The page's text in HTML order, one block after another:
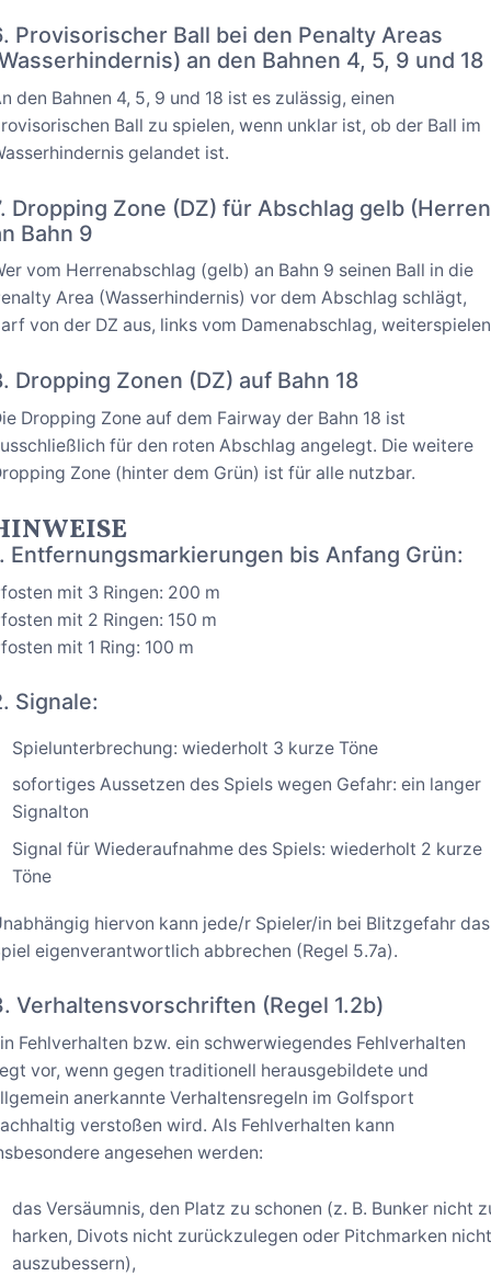
Provisorischer Ball bei den Penalty Areas
an den Bahnen 4, 5, 9 und 18
den Bahnen 4, 5, 9 und 18 ist es zulässig, einen
Ball zu spielen, wenn unklar ist, ob der Ball im
gelandet ist.
Dropping Zone (DZ) für Abschlag gelb
Bahn 9
vom Herrenabschlag (gelb) an Bahn 9 seinen Ball in die
Area (Wasserhindernis) vor dem Abschlag schlägt,
von der DZ aus, links vom Damenabschlag,
Dropping Zonen (DZ) auf Bahn 18
Dropping Zone auf dem Fairway der Bahn 18 ist
für den roten Abschlag angelegt. Die weitere
Zone (hinter dem Grün) ist für alle nutzbar.
Entfernungsmarkierungen bis Anfang Grün:
mit 3 Ringen: 200 m
mit 2 Ringen: 150 m
mit 1 Ring: 100 m
Signale:
Spielunterbrechung: wiederholt 3 kurze Töne
sofortiges Aussetzen des Spiels wegen Gefahr: ein langer
Signalton
Signal für Wiederaufnahme des Spiels: wiederholt 2 kurze
Töne
hiervon kann jede/r Spieler/in bei Blitzgefahr das
eigenverantwortlich abbrechen (Regel 5.7a).
Verhaltensvorschriften (Regel 1.2b)
Fehlverhalten bzw. ein schwerwiegendes Fehlverhalten
vor, wenn gegen traditionell herausgebildete und
anerkannte Verhaltensregeln im Golfsport
verstoßen wird. Als Fehlverhalten kann
angesehen werden:
das Versäumnis, den Platz zu schonen (z. B. Bunker nicht
harken, Divots nicht zurückzulegen oder Pitchmarken nicht
auszubessern),